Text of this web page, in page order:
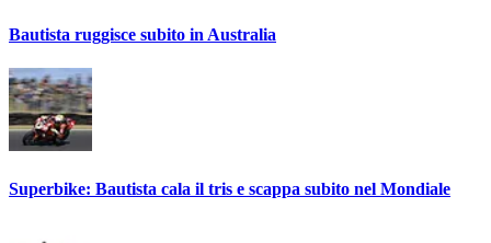
Bautista ruggisce subito in Australia
Superbike: Bautista cala il tris e scappa subito nel Mondiale